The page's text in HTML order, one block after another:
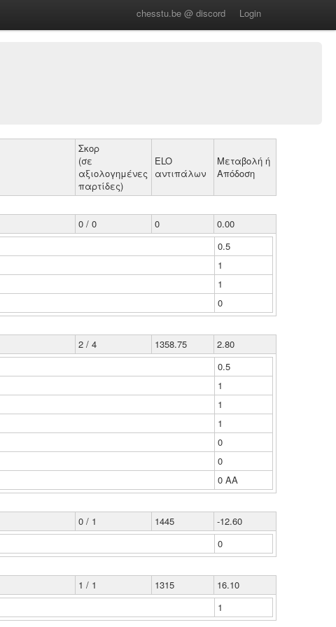
chesstu.be @ discord Login
Σκορ
(σε
αξιολογημένες
παρτίδες)
ELO
αντιπάλων
Μεταβολή ή
Απόδοση
0 / 0 0
0.00
0.5
1
1
0
2 / 4 1358.75
2.80
0.5
1
1
1
0
0
0 ΑΑ
0 / 1 1445
-12.60
0
1 / 1 1315
16.10
1